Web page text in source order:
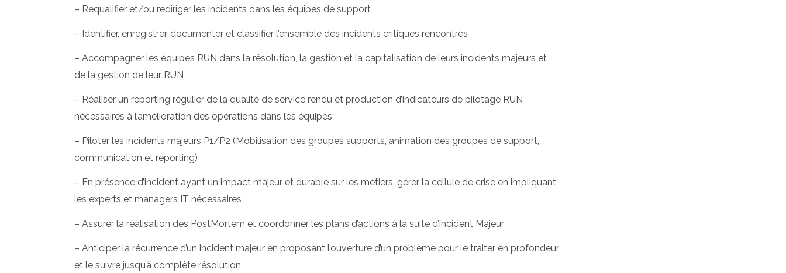
– Requalifier et/ou rediriger les incidents dans les équipes de support
– Identifier, enregistrer, documenter et classifier l’ensemble des incidents critiques rencontrés
– Accompagner les équipes RUN dans la résolution, la gestion et la capitalisation de leurs incidents majeurs et
de la gestion de leur RUN
– Réaliser un reporting régulier de la qualité de service rendu et production d’indicateurs de pilotage RUN
nécessaires à l’amélioration des opérations dans les équipes
– Piloter les incidents majeurs P1/P2 (Mobilisation des groupes supports, animation des groupes de support,
communication et reporting)
– En présence d’incident ayant un impact majeur et durable sur les métiers, gérer la cellule de crise en impliquant
les experts et managers IT nécessaires
– Assurer la réalisation des PostMortem et coordonner les plans d’actions à la suite d’incident Majeur
– Anticiper la récurrence d’un incident majeur en proposant l’ouverture d’un problème pour le traiter en profondeur
et le suivre jusqu’à complète résolution